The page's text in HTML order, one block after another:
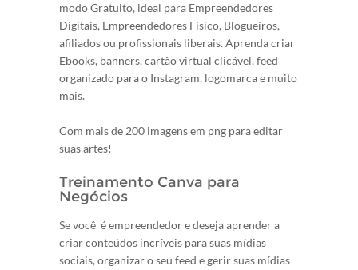
modo Gratuito, ideal para Empreendedores
Digitais, Empreendedores Físico, Blogueiros,
afiliados ou profissionais liberais. Aprenda criar
Ebooks, banners, cartão virtual clicável, feed
organizado para o Instagram, logomarca e muito
mais.
Com mais de 200 imagens em png para editar
suas artes!
Treinamento Canva para
Negócios
Se você é empreendedor e deseja aprender a
criar conteúdos incríveis para suas mídias
sociais, organizar o seu feed e gerir suas mídias